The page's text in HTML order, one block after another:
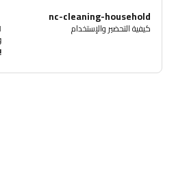
nc-cleaning-household
كيفية التحضير والإستخدام